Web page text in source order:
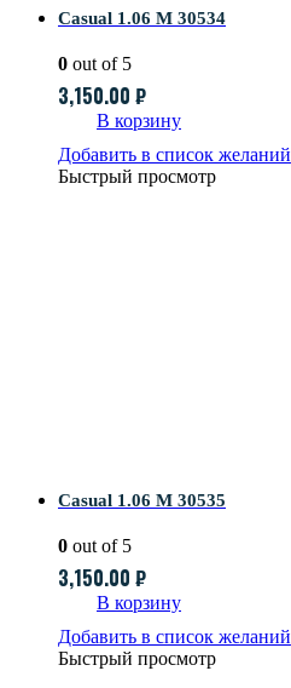
Casual 1.06 M 30534
0 out of 5
3,150.00 ₽
В корзину
Добавить в список желаний
Быстрый просмотр
Casual 1.06 M 30535
0 out of 5
3,150.00 ₽
В корзину
Добавить в список желаний
Быстрый просмотр